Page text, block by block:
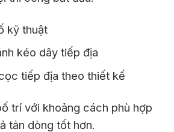
kỹ thuật
kéo dây tiếp địa
tiếp địa theo thiết kế
trí với khoảng cách phù hợp
tản dòng tốt hơn.